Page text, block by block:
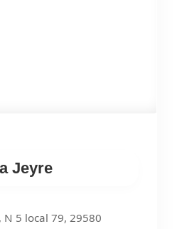
Jeyre
N 5 local 79, 29580